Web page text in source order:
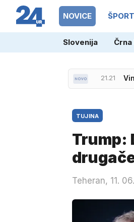
NOVICE ŠPORT
Slovenija
21.21
TUJINA
Trump:
Teheran, 11.